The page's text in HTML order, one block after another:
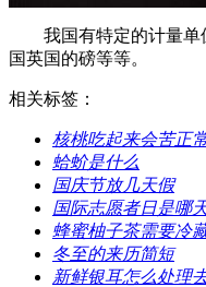
我国有特定的计量
国英国的磅等等。
相关标签：
核桃吃起来会苦正
​蛤蚧是什么
​国庆节放几天假
国际志愿者日是哪
蜂蜜柚子茶需要冷
​冬至的来历简短
新鲜银耳怎么处理